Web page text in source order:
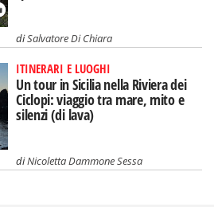
diSalvatore Di Chiara
ITINERARI E LUOGHI
Un tour in Sicilia nella Riviera dei
Ciclopi: viaggio tra mare, mito e
silenzi (di lava)
diNicoletta Dammone Sessa